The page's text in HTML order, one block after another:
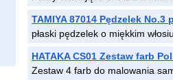
TAMIYA 87014 Pędzelek No.3
płaski pędzelek o miękkim
HATAKA CS01 Zestaw farb
Zestaw 4 farb do malowania